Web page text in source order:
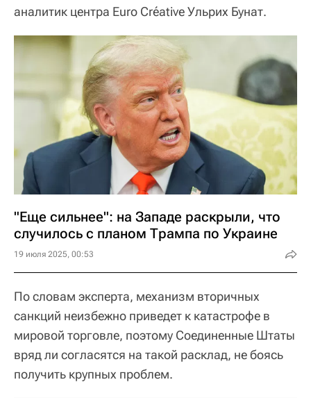
аналитик центра Euro Créative Ульрих Бунат.
"Еще сильнее": на Западе раскрыли, что
случилось с планом Трампа по Украине
19 июля 2025, 00:53
По словам эксперта, механизм вторичных
санкций неизбежно приведет к катастрофе в
мировой торговле, поэтому Соединенные Штаты
вряд ли согласятся на такой расклад, не боясь
получить крупных проблем.